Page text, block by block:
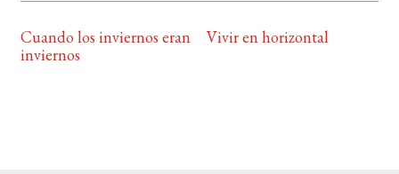
Cuando los inviernos eran
inviernos
Vivir en horizontal